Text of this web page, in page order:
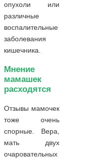
опухоли или
различные
воспалительные
заболевания
кишечника.
Мнение
мамашек
расходятся
Отзывы мамочек
тоже очень
спорные. Вера,
мать двух
очаровательных